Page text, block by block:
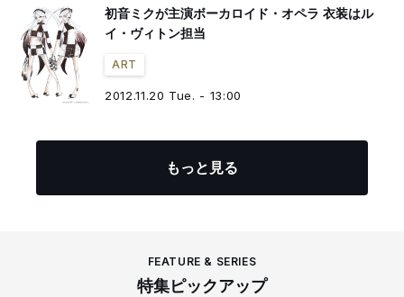
初音ミクが主演ボーカロイド・オペラ 衣装はル
イ・ヴィトン担当
ART
2012.11.20 Tue. - 13:00
もっと見る
FEATURE & SERIES
特集ピックアップ